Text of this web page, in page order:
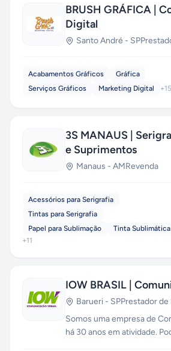
BRUSH GRÁFICA |
Digital
Santo André - SP
Acabamentos Gráficos
Gráfica
Serviços Gráficos
Marketing Digital +15
3S MANAUS |
e Suprimentos
Manaus - AMRevenda
Acessórios para Serigrafia
Tintas para Serigrafia
Papel para Sublimação
Tinta Sublimática
+11
IOW BRASIL |
Barueri - SPPrestador de
Somos uma empresa de
há 30 anos em atividade.